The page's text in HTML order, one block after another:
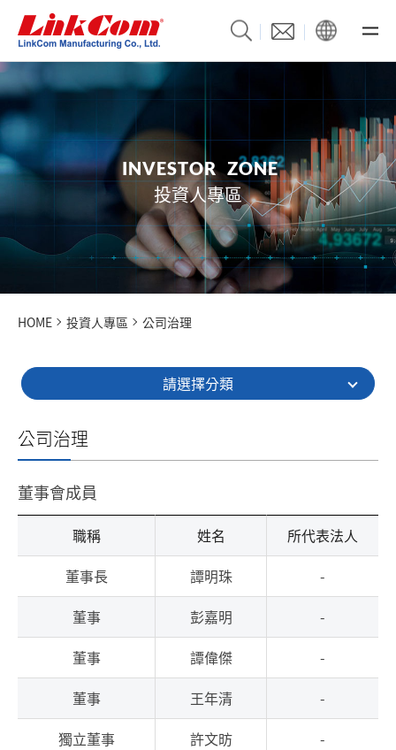
I NV ESTOR ZONE
投資人專區
HOME 投資人專區 公司治理
請選擇分類
公司治理
董事會成員
職稱 姓名
所代表法人
董事長
譚明珠
-
董事
彭嘉明
-
董事
譚偉傑
-
董事
王年清
-
獨立董事
許文昉
-